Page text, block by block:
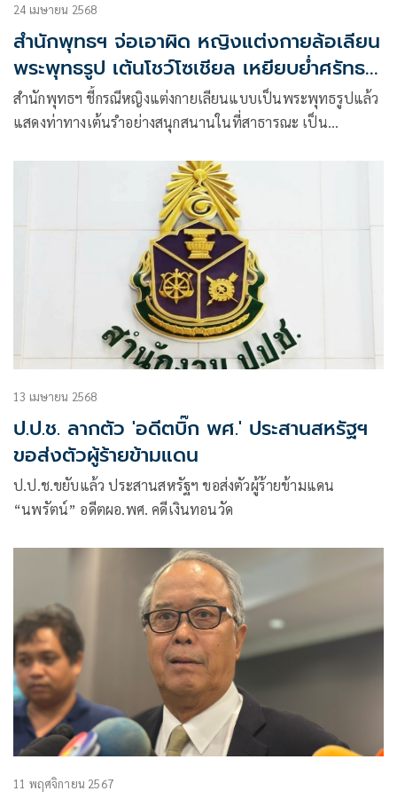
24 เมษายน 2568
สำนักพุทธฯ จ่อเอาผิด หญิงแต่งกายล้อเลียน
พระพุทธรูป เต้นโชว์โซเชียล เหยียบย่ำศรัทธา
ชาวพุทธ
สำนักพุทธฯ ชี้กรณีหญิงแต่งกายเลียนแบบเป็นพระพุทธรูปแล้ว
แสดงท่าทางเต้นรำอย่างสนุกสนานในที่สาธารณะ เป็น
13 เมษายน 2568
ป.ป.ช. ลากตัว 'อดีตบิ๊ก พศ.' ประสานสหรัฐฯ
ขอส่งตัวผู้ร้ายข้ามแดน
ป.ป.ช.ขยับแล้ว ประสานสหรัฐฯ ขอส่งตัวผู้ร้ายข้ามแดน
“นพรัตน์” อดีตผอ.พศ. คดีเงินทอนวัด
11 พฤศจิกายน 2567